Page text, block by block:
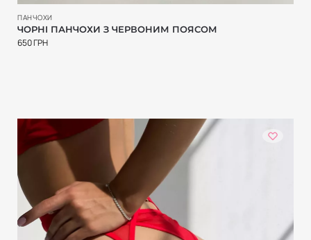
ПАНЧОХИ
ЧОРНІ ПАНЧОХИ З ЧЕРВОНИМ ПОЯСОМ
650ГРН